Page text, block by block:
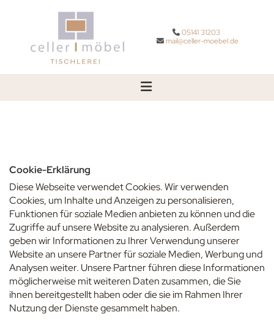
 05141 31203
 mail@celler-moebel.de
Cookie-Erklärung
Diese Webseite verwendet Cookies. Wir verwenden
Cookies, um Inhalte und Anzeigen zu personalisieren,
Funktionen für soziale Medien anbieten zu können und die
Zugriffe auf unsere Website zu analysieren. Außerdem
geben wir Informationen zu Ihrer Verwendung unserer
Website an unsere Partner für soziale Medien, Werbung und
Analysen weiter. Unsere Partner führen diese Informationen
möglicherweise mit weiteren Daten zusammen, die Sie
ihnen bereitgestellt haben oder die sie im Rahmen Ihrer
Nutzung der Dienste gesammelt haben.